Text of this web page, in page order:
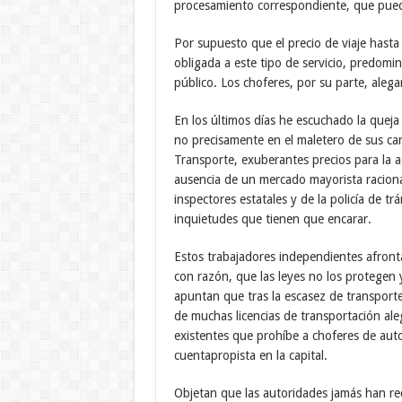
procesamiento correspondiente, que
Por supuesto que el precio de viaje
obligada a este tipo de servicio,
público. Los choferes, por su parte,
En los últimos días he escuchado la
no precisamente en el maletero de sus
Transporte, exuberantes precios para la
ausencia de un mercado mayorista
inspectores estatales y de la policía de
inquietudes que tienen que encarar.
Estos trabajadores independientes
con razón, que las leyes no los
apuntan que tras la escasez de
de muchas licencias de transportación
existentes que prohíbe a choferes de
cuentapropista en la capital.
Objetan que las autoridades jamás han